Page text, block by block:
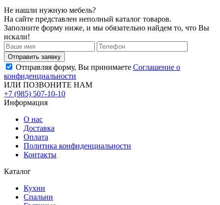
Не нашли нужную мебель?
На сайте представлен неполный каталог товаров.
Заполните форму ниже, и мы обязательно найдем то, что Вы
искали!
Отправляя форму, Вы принимаете Соглашение о
конфиденциальности
ИЛИ ПОЗВОНИТЕ НАМ
+7 (985) 507-10-10
Информация
О нас
Доставка
Оплата
Политика конфиденциальности
Контакты
Каталог
Кухни
Спальни